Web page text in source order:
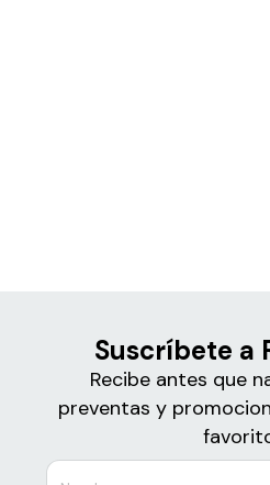
Suscríbete a
Recibe antes que
preventas y